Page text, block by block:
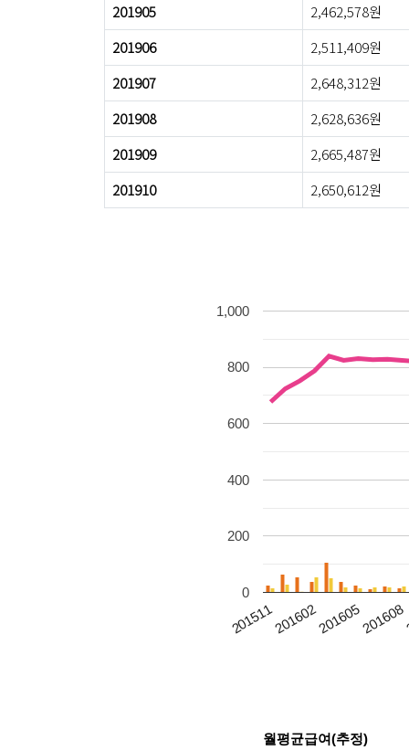
201905
2,462,578원
201906
2,511,409원
201907
2,648,312원
201908
2,628,636원
201909
2,665,487원
201910
2,650,612원
201511201602201605201608
0
200
400
600
800
1,000
월평균급여(추정)